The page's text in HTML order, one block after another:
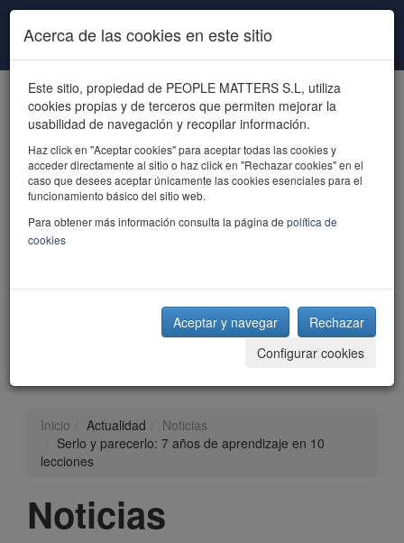
Pasar al contenido principal
powered by talent
Inicio Actualidad
Noticias
Serlo y parecerlo: 7 años de aprendizaje en 10
lecciones
Noticias
Acerca de las cookies en este sitio
Este sitio, propiedad de PEOPLE MATTERS S.L, utiliza
cookies propias y de terceros que permiten mejorar la
usabilidad de navegación y recopilar información.
Haz click en "Aceptar cookies" para aceptar todas las cookies y
acceder directamente al sitio o haz click en "Rechazar cookies" en el
caso que desees aceptar únicamente las cookies esenciales para el
funcionamiento básico del sitio web.
Para obtener más información consulta la página de política de
cookies
Aceptar y navegar
Rechazar
Configurar cookies